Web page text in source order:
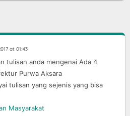
at 01:43
tulisan anda mengenai Ada 4
Purwa Aksara
tulisan yang sejenis yang bisa
Masyarakat